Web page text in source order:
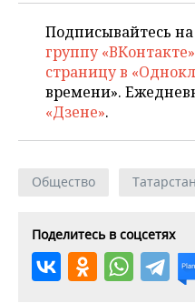
Подписывайтесь на
группу «ВКонтакте»
страницу в
времени».
«Дзене».
Общество Татарстан
Поделитесь в соцсетях